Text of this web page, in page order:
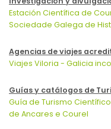
Estación Científica de
Sociedade Galega de
Agencias de viajes
Viajes Viloria - Galicia
Guías y catálogos de
Guía de Turismo
de Ancares e Courel